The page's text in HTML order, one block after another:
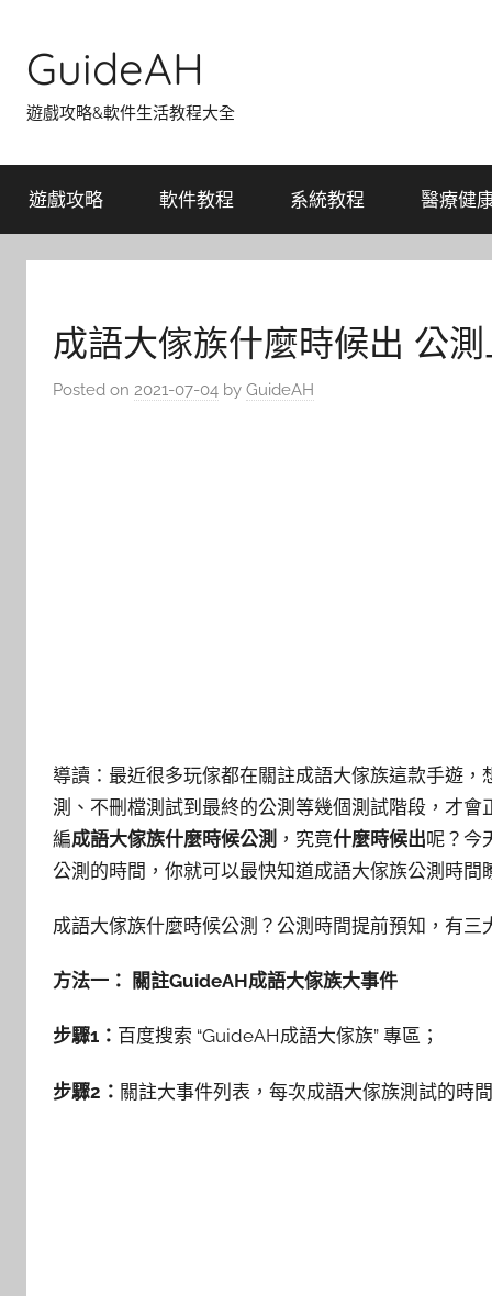
content
GuideAH
遊戲攻略&軟件生活教程大全
遊戲攻略 軟件教程 系統教程 醫療健
成語大傢族什麼時候出 公
Posted on 2021-07-04 by GuideAH
導讀：最近很多玩傢都在關註成語大傢族這款手遊
測、不刪檔測試到最終的公測等幾個測試階段，才
編成語大傢族什麼時候公測 ，究竟什麼時候出呢？今
公測的時間，你就可以最快知道成語大傢族公測時間
成語大傢族什麼時候公測？公測 時間提前預知，有三
方法一： 關註GuideAH成語大傢族大事件
步驟1： 百度搜索 “GuideAH成語大傢族” 專區 ；
步驟2： 關註大事件列表，每次成語大傢族測試的時